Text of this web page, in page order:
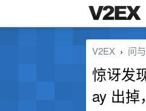
V2EX › 问
惊讶发
ay 出掉